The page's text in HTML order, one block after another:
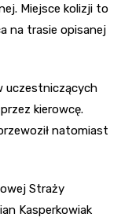
Miejsce kolizji to
na trasie opisanej
uczestniczących
kierowcę.
natomiast
Straży
Kasperkowiak